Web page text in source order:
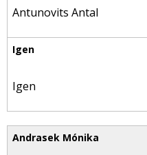
Antunovits Antal
Igen